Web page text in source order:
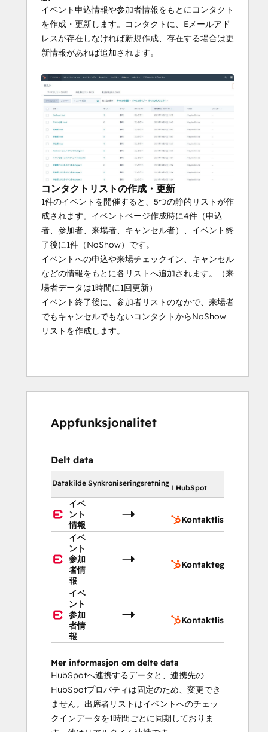
イベント申込情報や参加者情報をもとにコンタクト
を作成・更新します。コンタクトに、Eメールアド
レスが存在しなければ新規作成、存在する場合は更
新情報があれば追加されます。
コンタクトリストの作成・更新
1件のイベントを開催すると、5つの静的リストが作
成されます。イベントページ作成時に4件（申込
者、参加者、来場者、キャンセル者）、イベント終
了後に1件（NoShow）です。
イベントへの申込や来場チェックイン、キャンセル
などの情報をもとに各リストへ追加されます。（来
場者データは1時間に1回更新）
イベント終了後に、参加者リストのなかで、来場者
でもキャンセルでもないコンタクトからNoShow
リストを作成します。
Appfunksjonalitet
Delt data
Datakilde Synkroniseringsretning
I HubSpot
イベ
ント
情報
Kontaktlister
イベ
ント
参加
者情
報
Kontaktegenskaper
イベ
ント
参加
者情
報
Kontaktlister
Mer informasjon om delte data
HubSpotへ連携するデータと、連携先の
HubSpotプロパティは固定のため、変更でき
ません。出席者リストはイベントへのチェッ
クインデータを1時間ごとに同期しておりま